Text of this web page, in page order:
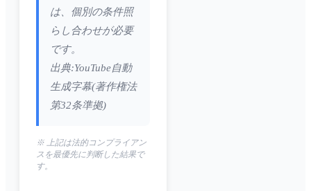
は、個別の条件照
らし合わせが必要
です。
出典:YouTube自動
生成字幕(著作権法
第32条準拠)
※ 上記は法的コンプライアン
スを最優先に判断した結果で
す。